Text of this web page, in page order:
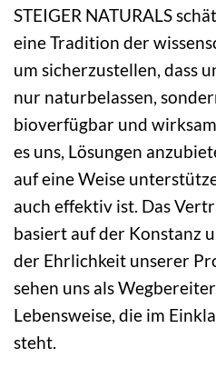
STEIGER NATURALS
eine Tradition der
um sicherzustellen, dass
nur naturbelassen,
bioverfügbar und
es uns, Lösungen
auf eine Weise
auch effektiv ist. Das
basiert auf der Konstanz
der Ehrlichkeit unserer
sehen uns als
Lebensweise, die im
steht.